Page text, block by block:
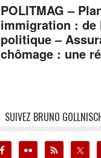
POLITMAG –
immigration : de
politique –
chômage : une
SUIVEZ BRUNO